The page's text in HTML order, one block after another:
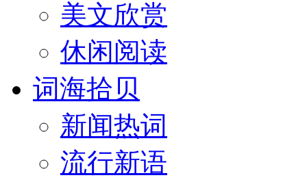
美文欣赏
休闲阅读
词海拾贝
新闻热词
流行新语